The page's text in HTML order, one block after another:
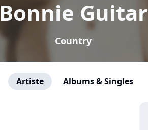
Bonnie Guitar
Country
Artiste Albums & Singles